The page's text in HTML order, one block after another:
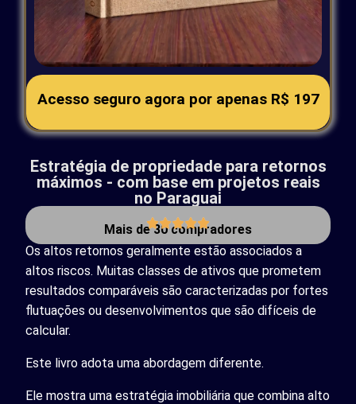
Acesso seguro agora por apenas R$ 197
Estratégia de propriedade para retornos
máximos - com base em projetos reais
no Paraguai
Mais de 30 compradores
Os altos retornos geralmente estão associados a
altos riscos. Muitas classes de ativos que prometem
resultados comparáveis são caracterizadas por fortes
flutuações ou desenvolvimentos que são difíceis de
calcular.
Este livro adota uma abordagem diferente.
Ele mostra uma estratégia imobiliária que combina alto